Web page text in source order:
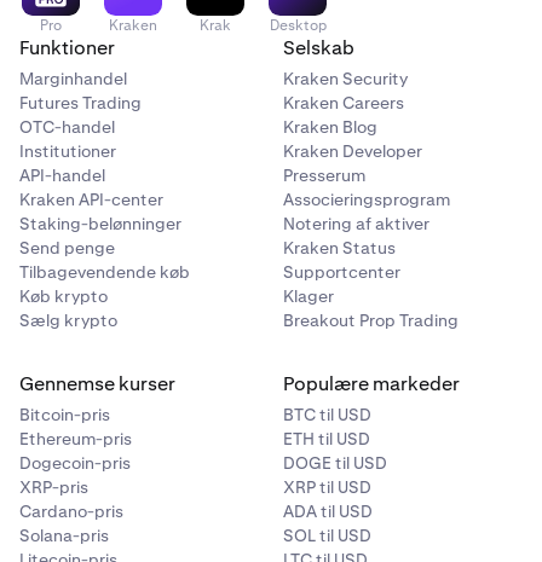
Pro Kraken Krak Desktop
Funktioner
Marginhandel
Futures Trading
OTC-handel
Institutioner
API-handel
Kraken API-center
Staking-belønninger
Send penge
Tilbagevendende køb
Køb krypto
Sælg krypto
Selskab
Kraken Security
Kraken Careers
Kraken Blog
Kraken Developer
Presserum
Associeringsprogram
Notering af aktiver
Kraken Status
Supportcenter
Klager
Breakout Prop Trading
Gennemse kurser
Bitcoin-pris
Ethereum-pris
Dogecoin-pris
XRP-pris
Cardano-pris
Solana-pris
Populære markeder
BTC til USD
ETH til USD
DOGE til USD
XRP til USD
ADA til USD
SOL til USD